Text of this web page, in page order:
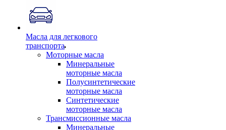
Масла для легкового
транспорта
Моторные масла
Минеральные
моторные масла
Полусинтетические
моторные масла
Синтетические
моторные масла
Трансмиссионные масла
Минеральные